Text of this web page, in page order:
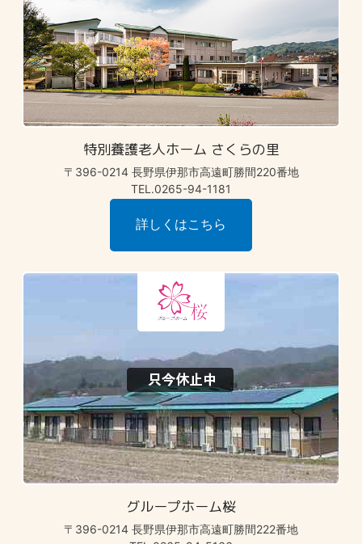
特別養護老人ホーム さくらの里
〒396-0214 長野県伊那市高遠町勝間220番地
TEL.0265-94-1181
詳しくはこちら
グループホーム桜
〒396-0214 長野県伊那市高遠町勝間222番地